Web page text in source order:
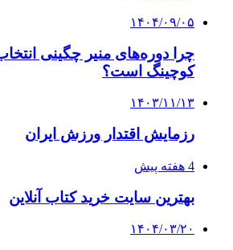
۱۴۰۴/۰۹/۰۵
چرا دوره‌های منیر چگینی
کوچینگ است؟
۱۴۰۳/۱۱/۱۳
رزمایش اقتدار ورزش ایران
4 هفته پیش
بهترین سایت خرید کتاب آنلاین
۱۴۰۴/۰۳/۲۰